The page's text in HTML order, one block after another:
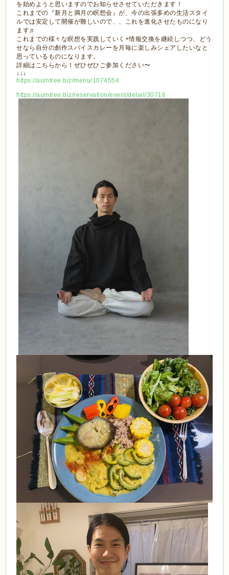
を始めようと思いますのでお知らせさせていただきます！
これまでの『新月と満月の瞑想会』が、今の出張多めの生活スタイ
ルでは安定して開催が難しいので、、これを進化させたものになり
ます♬
これまでの様々な瞑想を実践していく+情報交換を継続しつつ、どう
せなら自分の創作スパイスカレーを月毎に楽しみシェアしたいなと
思っているものになります。
詳細はこちらから！ぜひぜひご参加ください〜
↓↓↓
https://aumtree.biz/menu/1074554
https://aumtree.biz/reservation/event/detail/30716